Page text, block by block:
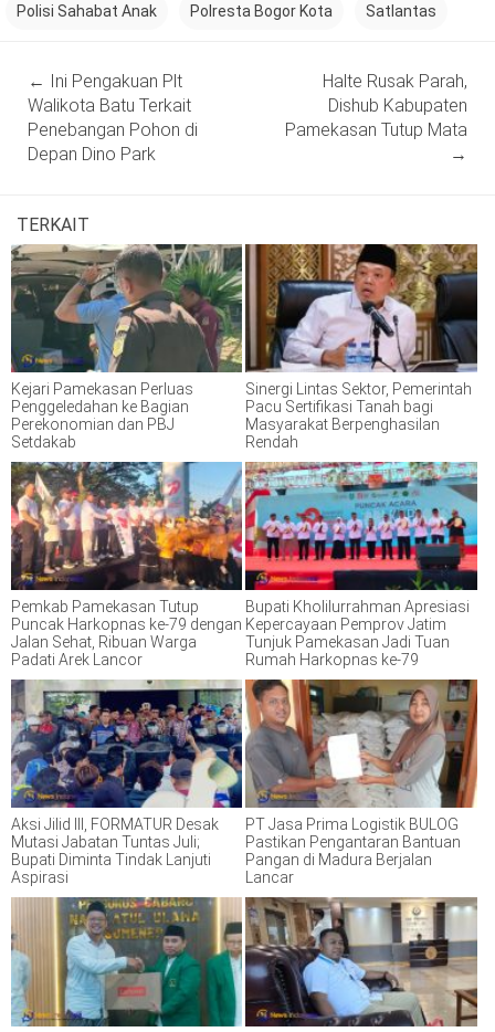
Polisi Sahabat Anak Polresta Bogor Kota Satlantas
navigation
← Ini Pengakuan Plt
Walikota Batu Terkait
Penebangan Pohon di
Depan Dino Park
Halte Rusak Parah,
Dishub Kabupaten
Pamekasan Tutup Mata
→
TERKAIT
Kejari Pamekasan Perluas
Penggeledahan ke Bagian
Perekonomian dan PBJ
Setdakab
Sinergi Lintas Sektor, Pemerintah
Pacu Sertifikasi Tanah bagi
Masyarakat Berpenghasilan
Rendah
Pemkab Pamekasan Tutup
Puncak Harkopnas ke-79 dengan
Jalan Sehat, Ribuan Warga
Padati Arek Lancor
Bupati Kholilurrahman Apresiasi
Kepercayaan Pemprov Jatim
Tunjuk Pamekasan Jadi Tuan
Rumah Harkopnas ke-79
Aksi Jilid III, FORMATUR Desak
Mutasi Jabatan Tuntas Juli;
Bupati Diminta Tindak Lanjuti
Aspirasi
PT Jasa Prima Logistik BULOG
Pastikan Pengantaran Bantuan
Pangan di Madura Berjalan
Lancar